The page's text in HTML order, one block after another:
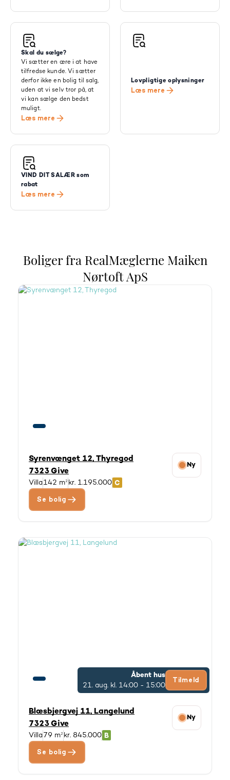
Skal du sælge?
Vi sætter en ære i at have
tilfredse kunde. Vi sætter
derfor ikke en bolig til salg,
uden at vi selv tror på, at
vi kan sælge den bedst
muligt.
Læs mere
Lovpligtige oplysninger
Læs mere
VIND DIT SALÆR som
rabat
Læs mere
Boliger fra RealMæglerne Maiken
Nørtoft ApS
Syrenvænget 12, Thyregod
7323 Give
Ny
Villa142 m² kr. 1.195.000
Se bolig
Åbent hus
21. aug. kl. 14:00 - 15:00
Tilmeld
Blæsbjergvej 11, Langelund
7323 Give
Ny
Villa 79 m² kr. 845.000
Se bolig